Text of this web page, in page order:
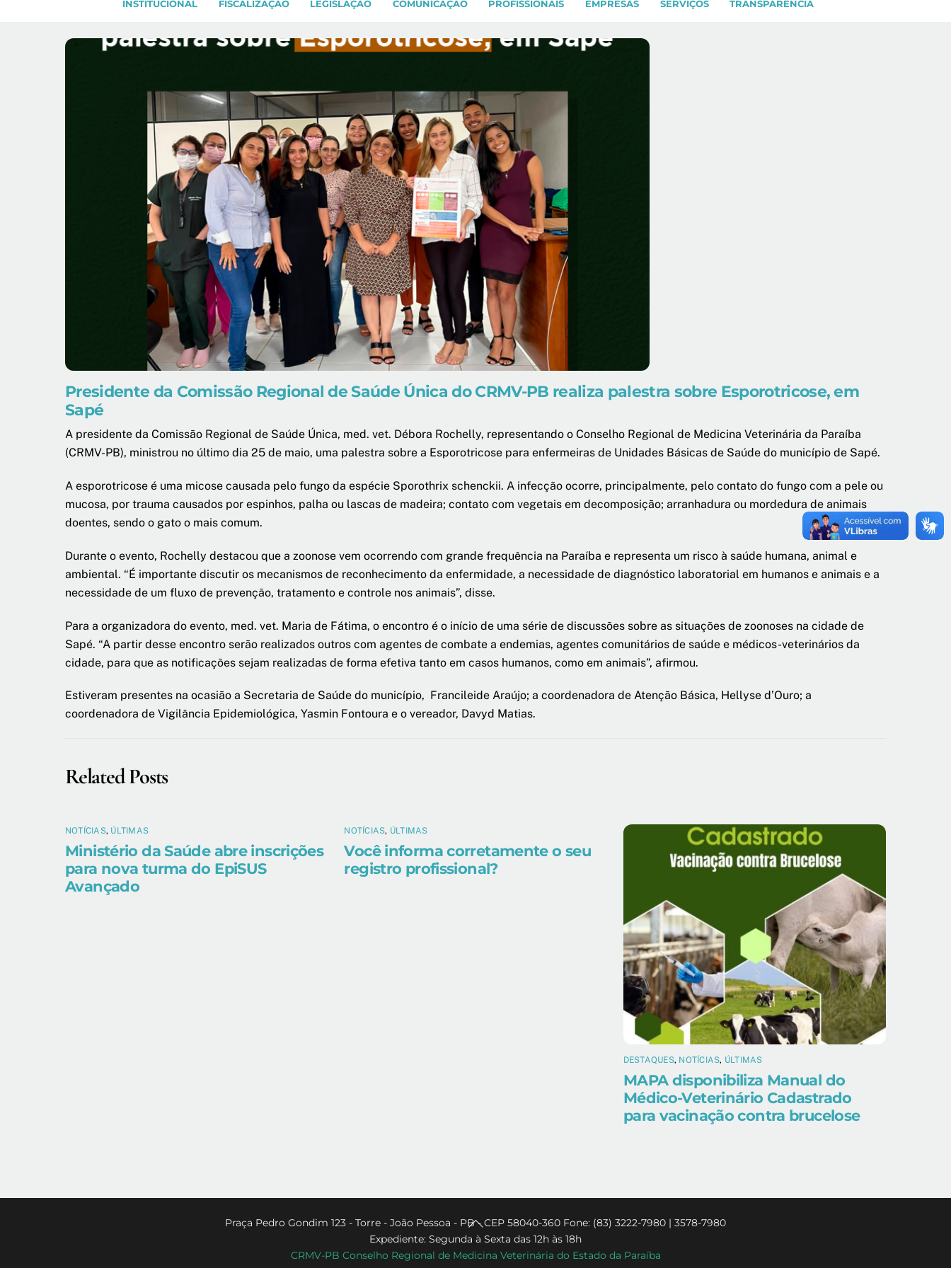
INSTITUCIONAL FISCALIZAÇÃO LEGISLAÇÃO COMUNICAÇÃO PROFISSIONAIS EMPRESAS SERVIÇOS TRANSPARÊNCIA
Presidente da Comissão Regional de Saúde Única do CRMV-PB realiza palestra sobre Esporotricose, em
Sapé
A presidente da Comissão Regional de Saúde Única, med. vet. Débora Rochelly, representando o Conselho Regional de Medicina Veterinária da Paraíba
(CRMV-PB), ministrou no último dia 25 de maio, uma palestra sobre a Esporotricose para enfermeiras de Unidades Básicas de Saúde do município de Sapé.
A esporotricose é uma micose causada pelo fungo da espécie Sporothrix schenckii. A infecção ocorre, principalmente, pelo contato do fungo com a pele ou
mucosa, por trauma causados por espinhos, palha ou lascas de madeira; contato com vegetais em decomposição; arranhadura ou mordedura de animais
doentes, sendo o gato o mais comum.
Durante o evento, Rochelly destacou que a zoonose vem ocorrendo com grande frequência na Paraíba e representa um risco à saúde humana, animal e
ambiental. “É importante discutir os mecanismos de reconhecimento da enfermidade, a necessidade de diagnóstico laboratorial em humanos e animais e a
necessidade de um fluxo de prevenção, tratamento e controle nos animais”, disse.
Para a organizadora do evento, med. vet. Maria de Fátima, o encontro é o início de uma série de discussões sobre as situações de zoonoses na cidade de
Sapé. “A partir desse encontro serão realizados outros com agentes de combate a endemias, agentes comunitários de saúde e médicos-veterinários da
cidade, para que as notificações sejam realizadas de forma efetiva tanto em casos humanos, como em animais”, afirmou.
Estiveram presentes na ocasião a Secretaria de Saúde do município, Francileide Araújo; a coordenadora de Atenção Básica, Hellyse d’Ouro; a
coordenadora de Vigilância Epidemiológica, Yasmin Fontoura e o vereador, Davyd Matias.
Related Posts
NOTÍCIAS, ÚLTIMAS
Ministério da Saúde abre inscrições
para nova turma do EpiSUS
Avançado
NOTÍCIAS, ÚLTIMAS
Você informa corretamente o seu
registro profissional?
DESTAQUES, NOTÍCIAS, ÚLTIMAS
MAPA disponibiliza Manual do
Médico-Veterinário Cadastrado
para vacinação contra brucelose
Back
To
Top
Praça Pedro Gondim 123 - Torre - João Pessoa - PB - CEP 58040-360 Fone: (83) 3222-7980 | 3578-7980
Expediente: Segunda à Sexta das 12h às 18h
CRMV-PB Conselho Regional de Medicina Veterinária do Estado da Paraíba